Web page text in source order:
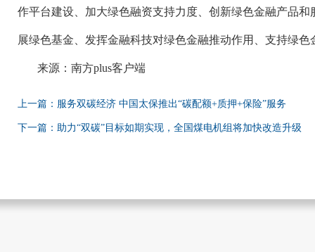
作平台建设、加大绿色融资支持力度、创新绿色金融产品
展绿色基金、发挥金融科技对绿色金融推动作用、支持绿色
来源：南方plus客户端
上一篇：服务双碳经济 中国太保推出“碳配额+质押+保险”服务
下一篇：助力“双碳”目标如期实现，全国煤电机组将加快改造升级